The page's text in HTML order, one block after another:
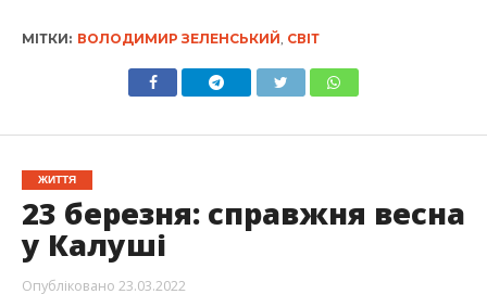
МІТКИ: ВОЛОДИМИР ЗЕЛЕНСЬКИЙ, СВІТ
ЖИТТЯ
23 березня: справжня весна
у Калуші
Опубліковано 23.03.2022